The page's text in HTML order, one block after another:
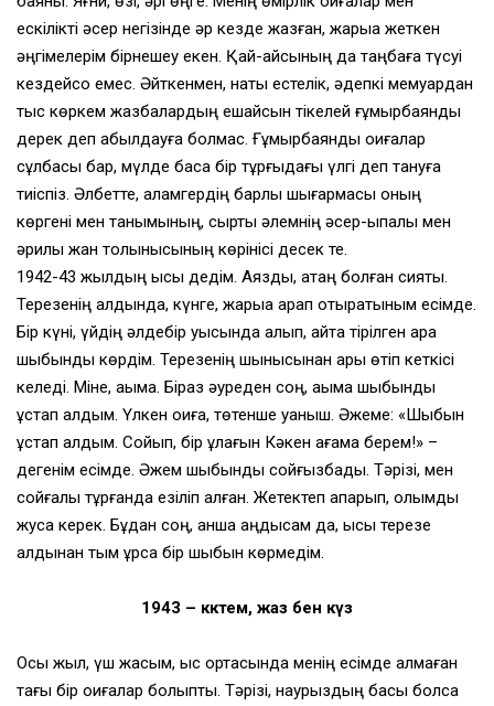
ескілікті әсер негізінде әр кезде жазған, жарыққа жеткен
әңгімелерім бірнешеу екен. Қай-қайсының да таңбаға түсуі
кездейсоқ емес. Әйткенмен, нақты естелік, әдепкі мемуардан
тыс көркем жазбалардың ешқайсын тікелей ғұмырбаяндық
дерек деп қабылдауға болмас. Ғұмырбаяндық оқиғалар
сұлбасы бар, мүлде басқа бір тұрғыдағы үлгі деп тануға
тиіспіз. Әлбетте, қаламгердің барлық шығармасы оның
көргені мен танымының, сыртқы әлемнің әсер-ықпалы мен
әрқилы жан толқынысының көрінісі десек те.
1942-43 жылдың қысы дедім. Аязды, қатаң болған сияқты.
Терезенің алдында, күнге, жарыққа қарап отыратыным есімде.
Бір күні, үйдің әлдебір қуысында қалып, қайта тірілген қара
шыбынды көрдім. Терезенің шынысынан ары өтіп кеткісі
келеді. Міне, ақымақ. Біраз әуреден соң, ақымақ шыбынды
ұстап алдым. Үлкен оқиға, төтенше қуаныш. Әжеме: «Шыбын
ұстап алдым. Сойып, бір құлағын Кәкен ағама берем!» –
дегенім есімде. Әжем шыбынды сойғызбады. Тәрізі, мен
сойғалы тұрғанда езіліп қалған. Жетектеп апарып, қолымды
жуса керек. Бұдан соң, қанша аңдысам да, қысқы терезе
алдынан тым құрса бір шыбын көрмедім.
1943 – көктем, жаз бен күз
Осы жыл, үш жасым, қыс ортасында менің есімде қалмаған
тағы бір оқиғалар болыпты. Тәрізі, наурыздың басы болса